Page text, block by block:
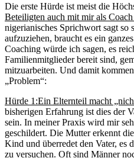
Die erste Hürde ist meist die
Beteiligten auch mit mir als
nigerianisches Sprichwort sagt so
aufzuziehen, braucht es ein
Coaching würde ich sagen, es
Familienmitglieder bereit sind,
mitzuarbeiten. Und damit
„Problem“:
Hürde 1:Ein Elternteil macht
bisherigen Erfahrung ist dies der
sein. In meiner Praxis wird mir
geschildert. Die Mutter erkennt
Kind und überredet den Vater, es
zu versuchen. Oft sind Männer